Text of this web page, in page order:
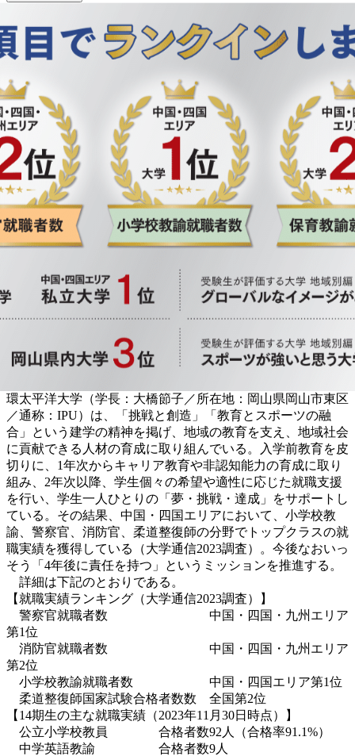
環太平洋大学（学長：大橋節子／所在地：岡山県岡山市東区
／通称：IPU）は、「挑戦と創造」「教育とスポーツの融
合」という建学の精神を掲げ、地域の教育を支え、地域社会
に貢献できる人材の育成に取り組んでいる。入学前教育を皮
切りに、1年次からキャリア教育や非認知能力の育成に取り
組み、2年次以降、学生個々の希望や適性に応じた就職支援
を行い、学生一人ひとりの「夢・挑戦・達成」をサポートし
ている。その結果、中国・四国エリアにおいて、小学校教
諭、警察官、消防官、柔道整復師の分野でトップクラスの就
職実績を獲得している（大学通信2023調査）。今後なおいっ
そう「4年後に責任を持つ」というミッションを推進する。
詳細は下記のとおりである。
【就職実績ランキング（大学通信2023調査）】
警察官就職者数 中国・四国・九州エリア
第1位
消防官就職者数 中国・四国・九州エリア
第2位
小学校教諭就職者数 中国・四国エリア第1位
柔道整復師国家試験合格者数数 全国第2位
【14期生の主な就職実績（2023年11月30日時点）】
公立小学校教員 合格者数92人（合格率91.1%）
中学英語教諭 合格者数9人